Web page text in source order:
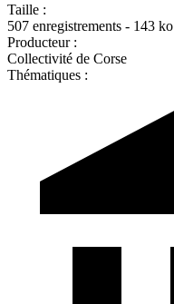
Taille :
507 enregistrements - 143 ko
Producteur :
Collectivité de Corse
Thématiques :